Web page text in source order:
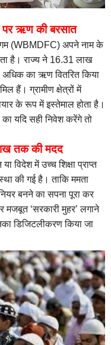
ऋण की बरसात
(WBMDFC) अपने नाम के
है। राज्य ने 16.31 लाख
का ऋण वितरित किया
हैं। ग्रामीण क्षेत्रों में
के रूप में इस्तेमाल होता है।
यदि सही निवेश करेंगे तो
तक की मदद
विदेश में उच्च शिक्षा प्राप्त
की गई है। ताकि ममता
बनने का सपना पूरा कर
मजबूत ‘सरकारी मुहर’ लगाने
डिजिटलीकरण किया जा